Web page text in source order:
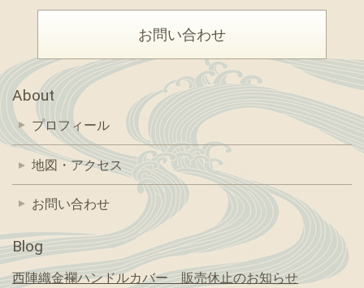
お問い合わせ
About
プロフィール
地図・アクセス
お問い合わせ
Blog
西陣織金襴ハンドルカバー 販売休止のお知らせ